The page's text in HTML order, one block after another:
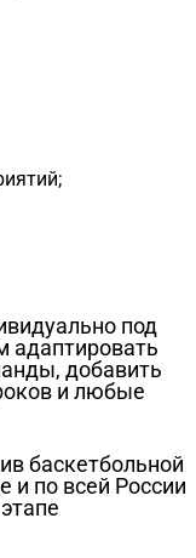
под
адаптировать
добавить
и любые
баскетбольной
и по всей России